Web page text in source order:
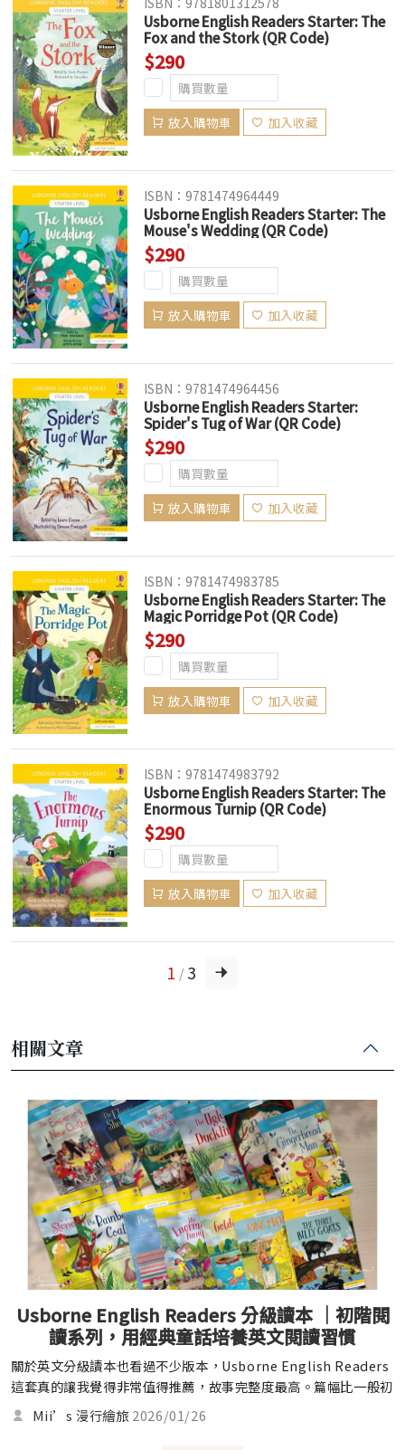
Usborne English Readers Starter: The
Fox and the Stork (QR Code)
$290
放入購物車 加入收藏
ISBN：9781474964449
Usborne English Readers Starter: The
Mouse's Wedding (QR Code)
$290
放入購物車 加入收藏
ISBN：9781474964456
Usborne English Readers Starter:
Spider's Tug of War (QR Code)
$290
放入購物車 加入收藏
ISBN：9781474983785
Usborne English Readers Starter: The
Magic Porridge Pot (QR Code)
$290
放入購物車 加入收藏
ISBN：9781474983792
Usborne English Readers Starter: The
Enormous Turnip (QR Code)
$290
放入購物車 加入收藏
1 / 3
相關文章
Usborne English Readers 分級讀本 ｜初階閱
讀系列，用經典童話培養英文閱讀習慣
關於英文分級讀本也看過不少版本，Usborne English Readers
這套真的讓我覺得非常值得推薦，故事完整度最高。篇幅比一般初
階讀本再長一些，卻又不會太難，情節連貫，讀起來會更容易進入
情境。對於像米子哥哥這種，喜歡繪本也開始自我閱讀的小讀者來
Mii’s 漫行繪旅 2026/01/26